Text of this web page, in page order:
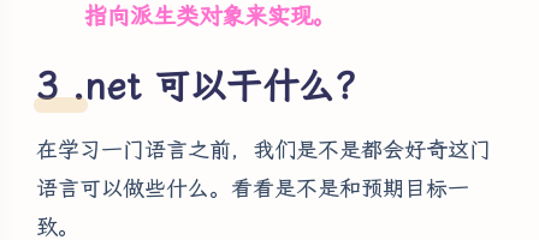
指向派生类对象来实现。
.net 可以干什么？
在学习一门语言之前，我们是不是都会好奇这门
语言可以做些什么。看看是不是和预期目标一
致。